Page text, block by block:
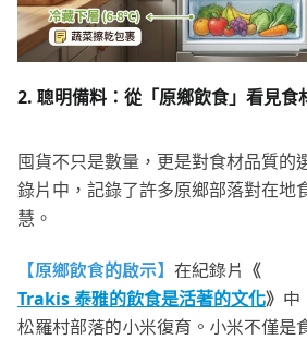
2. 聰明備料：從「原鄉飲食」看見食
囤貨不只是數量，更是對食材品質的
錄片中，記錄了許多原鄉部落對在地
慧。
【原鄉飲食的啟示】 在紀錄片 《
Trakis 泰雅的飲食是活著的文化》 中
松羅村部落的小米復育。小米不僅是